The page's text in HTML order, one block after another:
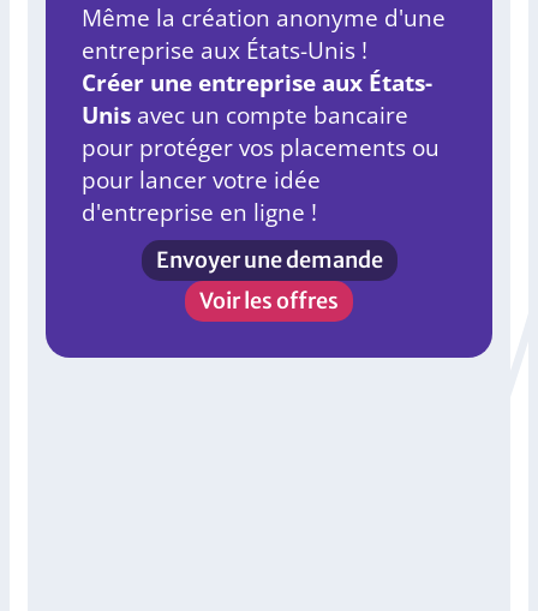
Même la création anonyme d'une
entreprise aux États-Unis !
Créer une entreprise aux États-
Unis avec un compte bancaire
pour protéger vos placements ou
pour lancer votre idée
d'entreprise en ligne !
Envoyer une demande
Voir les offres